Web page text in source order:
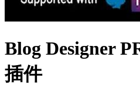
Blog Designer
插件